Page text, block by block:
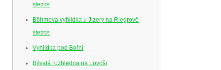
stezce
Böhmova vyhlídka u Jizery na Riegrově
stezce
Vyhlídka pod Bořní
Bývalá rozhledna na Lovoši